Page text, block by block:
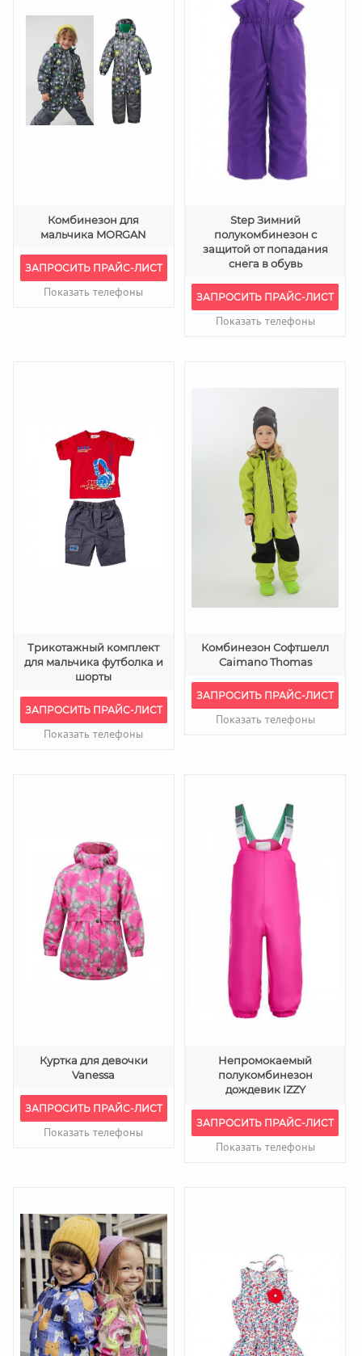
Комбинезон для
мальчика MORGAN
ЗАПРОСИТЬ ПРАЙС-ЛИСТ
Показать телефоны
Step Зимний
полукомбинезон с
защитой от попадания
снега в обувь
ЗАПРОСИТЬ ПРАЙС-ЛИСТ
Показать телефоны
Трикотажный комплект
для мальчика футболка и
шорты
ЗАПРОСИТЬ ПРАЙС-ЛИСТ
Показать телефоны
Комбинезон Софтшелл
Caimano Thomas
ЗАПРОСИТЬ ПРАЙС-ЛИСТ
Показать телефоны
Куртка для девочки
Vanessa
ЗАПРОСИТЬ ПРАЙС-ЛИСТ
Показать телефоны
Непромокаемый
полукомбинезон
дождевик IZZY
ЗАПРОСИТЬ ПРАЙС-ЛИСТ
Показать телефоны